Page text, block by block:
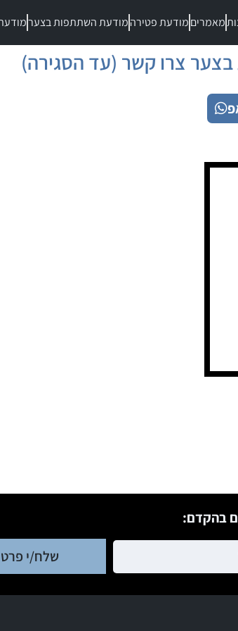
מאמריםמודעת פטירהמודעת השתתפות בצער
צרו קשר (עד הסגירה)
בהקדם:
שלח/י